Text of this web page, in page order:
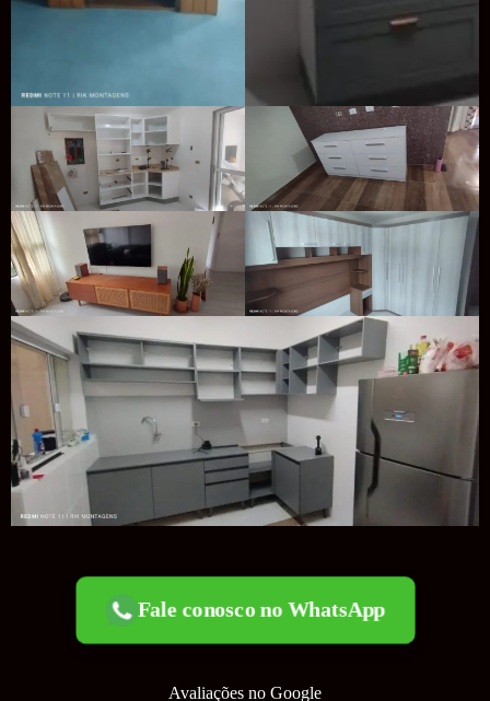
Fale conosco no WhatsApp
Avaliações no Google